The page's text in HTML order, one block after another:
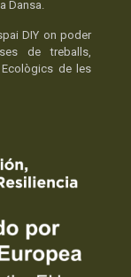
Dansa.
DIY on poder
de treballs,
de les